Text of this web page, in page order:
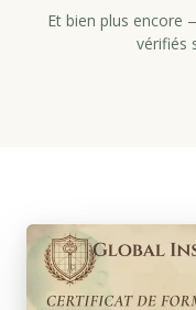
Et bien plus encore
vérifiés